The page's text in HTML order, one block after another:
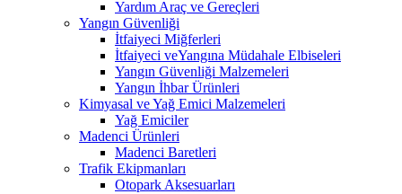
Yardım Araç ve Gereçleri
Yangın Güvenliği
İtfaiyeci Miğferleri
İtfaiyeci veYangına Müdahale Elbiseleri
Yangın Güvenliği Malzemeleri
Yangın İhbar Ürünleri
Kimyasal ve Yağ Emici Malzemeleri
Yağ Emiciler
Madenci Ürünleri
Madenci Baretleri
Trafik Ekipmanları
Otopark Aksesuarları